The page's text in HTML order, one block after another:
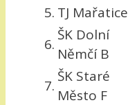
5. TJ Mařatice
6.
ŠK Dolní
Němčí B
7.
ŠK Staré
Město F